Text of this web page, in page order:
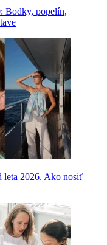
Bodky, popelín,
leta 2026. Ako nosiť